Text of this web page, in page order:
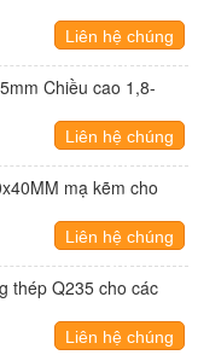
Liên hệ chúng
tôi
Chiều cao 1,8-
Liên hệ chúng
tôi
mạ kẽm cho
Liên hệ chúng
tôi
thép Q235 cho các
Liên hệ chúng